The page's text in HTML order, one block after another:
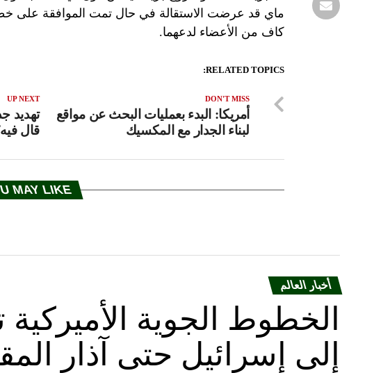
ماي قد عرضت الاستقالة في حال تمت الموافقة على
كاف من الأعضاء لدعهما.
RELATED TOPICS:
UP NEXT
تهديد
قال
DON'T MISS
أمريكا: البدء بعمليات البحث عن مواقع
لبناء الجدار مع المكسيك
MAY LIKE
أخبار العالم
الخطوط الجوية الأميركية
إلى إسرائيل حتى آذار